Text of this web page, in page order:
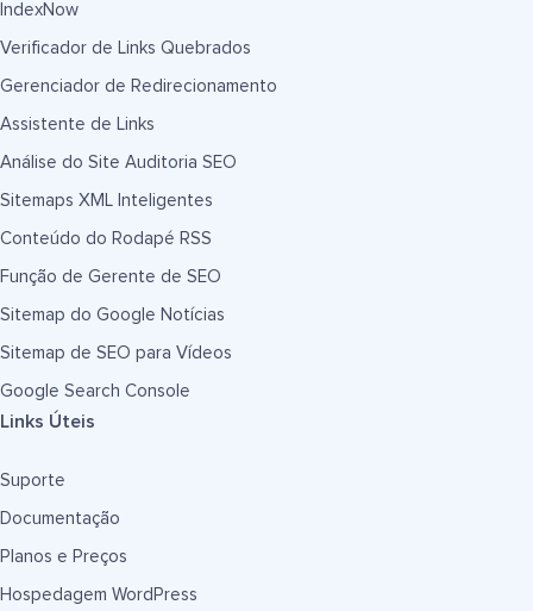
IndexNow
Verificador de Links Quebrados
Gerenciador de Redirecionamento
Assistente de Links
Análise do Site Auditoria SEO
Sitemaps XML Inteligentes
Conteúdo do Rodapé RSS
Função de Gerente de SEO
Sitemap do Google Notícias
Sitemap de SEO para Vídeos
Google Search Console
Links Úteis
Suporte
Documentação
Planos e Preços
Hospedagem WordPress